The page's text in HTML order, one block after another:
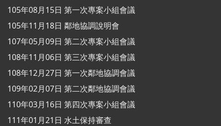
105年08月15日 第一次專案小組會議
105年11月18日 鄰地協調說明會
107年05月09日 第二次專案小組會議
108年11月06日 第三次專案小組會議
108年12月27日 第一次鄰地協調會議
109年02月07日 第二次鄰地協調會議
110年03月16日 第四次專案小組會議
111年01月21日 水土保持審查